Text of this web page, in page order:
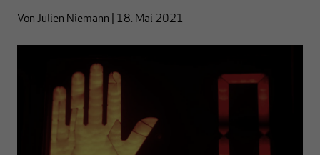
Von Julien Niemann 18. Mai 2021